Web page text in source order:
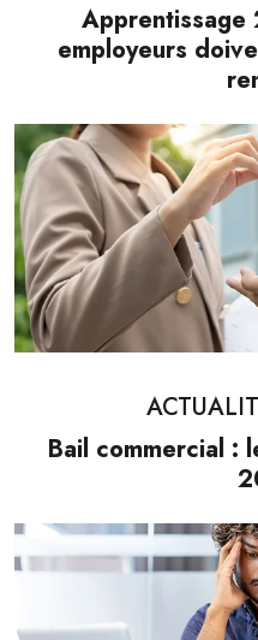
employeurs
Bail commercial :